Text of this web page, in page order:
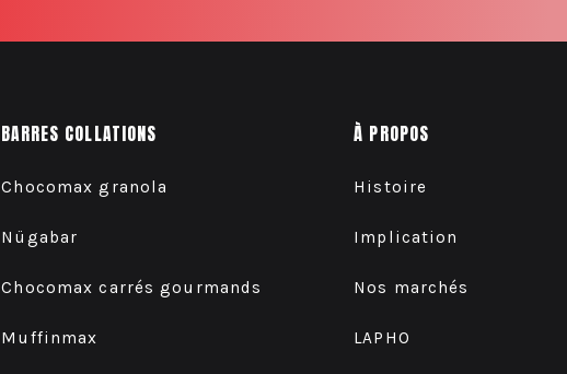
BARRES COLLATIONS
Chocomax granola
Nügabar
Chocomax carrés gourmands
Muffinmax
À PROPOS
Histoire
Implication
Nos marchés
LAPHO